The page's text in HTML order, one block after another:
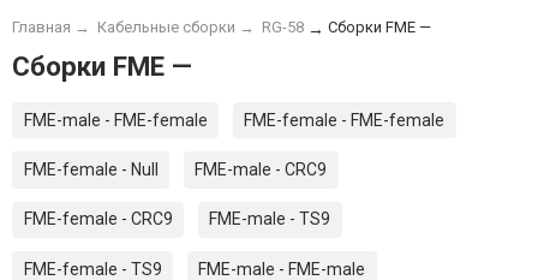
Главная → Кабельные сборки → RG-58 → Сборки FME —
Сборки FME —
FME-male - FME-female FME-female - FME-female
FME-female - Null FME-male - CRC9
FME-female - CRC9 FME-male - TS9
FME-female - TS9 FME-male - FME-male